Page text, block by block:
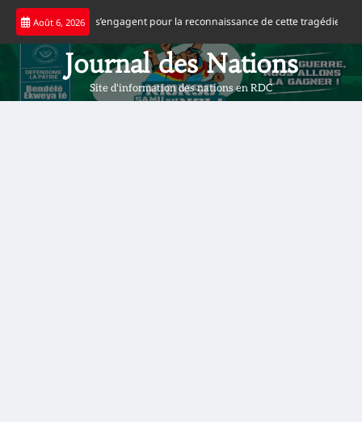
Skip
content
Août 6, 2026
s’engagent pour la reconnaissance de cette tragédie Football :
Journal des Nations
Site d'information des nations en RDC